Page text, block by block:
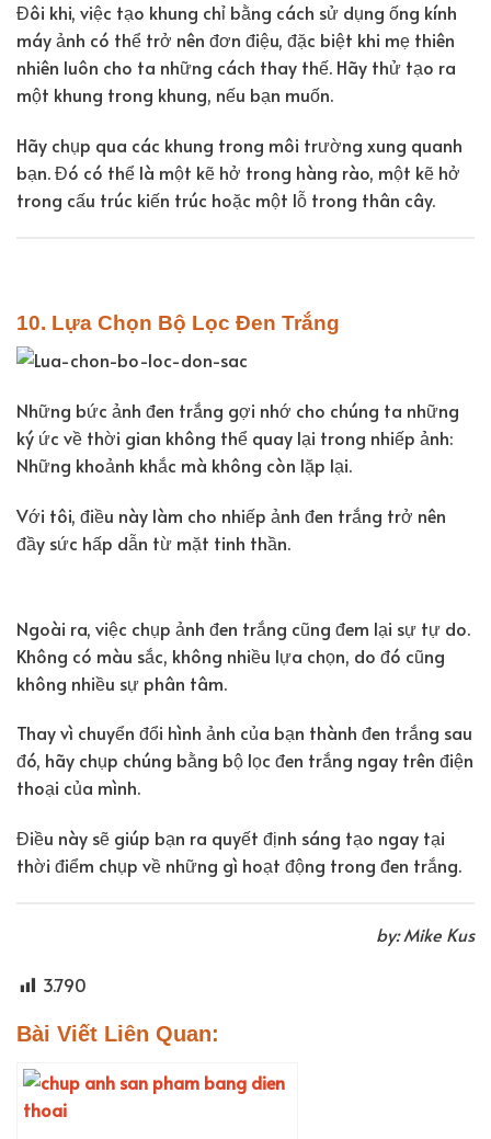
Đôi khi, việc tạo khung chỉ bằng cách sử dụng ống kính
máy ảnh có thể trở nên đơn điệu, đặc biệt khi mẹ thiên
nhiên luôn cho ta những cách thay thế. Hãy thử tạo ra
một khung trong khung, nếu bạn muốn.
Hãy chụp qua các khung trong môi trường xung quanh
bạn. Đó có thể là một kẽ hở trong hàng rào, một kẽ hở
trong cấu trúc kiến trúc hoặc một lỗ trong thân cây.
10. Lựa Chọn Bộ Lọc Đen Trắng
Những bức ảnh đen trắng gợi nhớ cho chúng ta những
ký ức về thời gian không thể quay lại trong nhiếp ảnh:
Những khoảnh khắc mà không còn lặp lại.
Với tôi, điều này làm cho nhiếp ảnh đen trắng trở nên
đầy sức hấp dẫn từ mặt tinh thần.
Ngoài ra, việc chụp ảnh đen trắng cũng đem lại sự tự do.
Không có màu sắc, không nhiều lựa chọn, do đó cũng
không nhiều sự phân tâm.
Thay vì chuyển đổi hình ảnh của bạn thành đen trắng sau
đó, hãy chụp chúng bằng bộ lọc đen trắng ngay trên điện
thoại của mình.
Điều này sẽ giúp bạn ra quyết định sáng tạo ngay tại
thời điểm chụp về những gì hoạt động trong đen trắng.
by: Mike Kus
3.790
Bài Viết Liên Quan: